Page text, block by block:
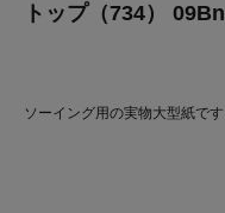
トップ（734）
ソーイング用の実物大型紙です